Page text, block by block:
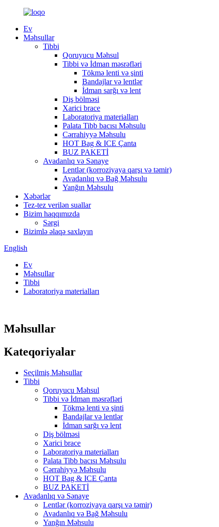
Ev
Məhsullar
Tibbi
Qoruyucu Məhsul
Tibbi və İdman məsrəfləri
Tökmə lenti və şinti
Bandajlar və lentlər
İdman sarğı və lent
Diş bölməsi
Xarici brace
Laboratoriya materialları
Palata Tibb bacısı Məhsulu
Cərrahiyyə Məhsulu
HOT Bag & ICE Çanta
BUZ PAKETİ
Avadanlıq və Sənaye
Lentlər (korroziyaya qarşı və təmir)
Avadanlıq və Bağ Məhsulu
Yanğın Məhsulu
Xəbərlər
Tez-tez verilən suallar
Bizim haqqımızda
Sərgi
Bizimlə əlaqə saxlayın
English
Ev
Məhsullar
Tibbi
Laboratoriya materialları
Məhsullar
Kateqoriyalar
Seçilmiş Məhsullar
Tibbi
Qoruyucu Məhsul
Tibbi və İdman məsrəfləri
Tökmə lenti və şinti
Bandajlar və lentlər
İdman sarğı və lent
Diş bölməsi
Xarici brace
Laboratoriya materialları
Palata Tibb bacısı Məhsulu
Cərrahiyyə Məhsulu
HOT Bag & ICE Çanta
BUZ PAKETİ
Avadanlıq və Sənaye
Lentlər (korroziyaya qarşı və təmir)
Avadanlıq və Bağ Məhsulu
Yanğın Məhsulu